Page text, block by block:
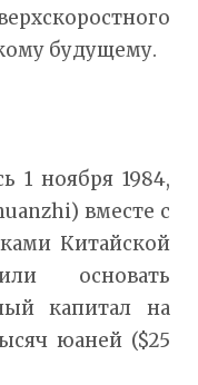
будущему.
1 ноября 1984,
вместе с
Китайской
основать
капитал на
юаней ($25